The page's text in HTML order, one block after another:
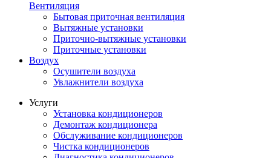
Вентиляция
Бытовая приточная вентиляция
Вытяжные установки
Приточно-вытяжные установки
Приточные установки
Воздух
Осушители воздуха
Увлажнители воздуха
Услуги
Установка кондиционеров
Демонтаж кондиционера
Обслуживание кондиционеров
Чистка кондиционеров